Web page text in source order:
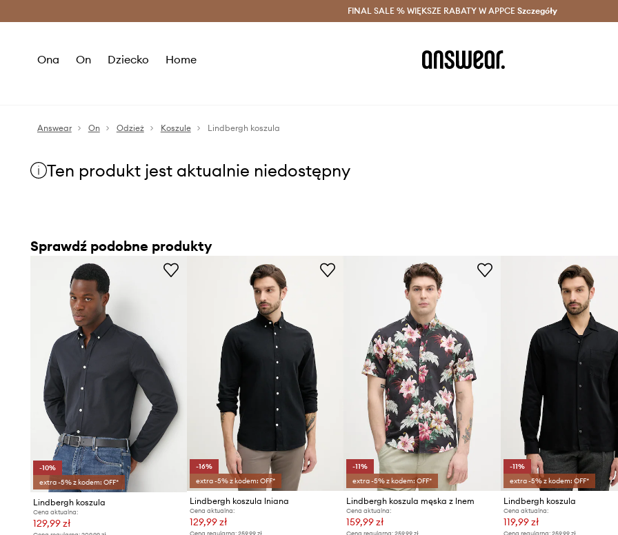
Oszczędzaj z Answear Club > Dostawa nawet w 24h >
FINAL SALE % WIĘKSZE RABATY W APPCE Szczegóły
Ona On Dziecko Home
Answear On Odzież Koszule Lindbergh koszula
Ten produkt jest aktualnie niedostępny
Sprawdź podobne produkty
-10%
extra -5% z kodem: OFF*
Lindbergh koszula
Cena aktualna:
129,99 zł
-16%
extra -5% z kodem: OFF*
Lindbergh koszula lniana
Cena aktualna:
129,99 zł
Cena regularna:259,99 zł
-11%
extra -5% z kodem: OFF*
Lindbergh koszula męska z lnem
Cena aktualna:
159,99 zł
Cena regularna: 259,99 zł
-11%
extra -5% z kodem: OFF*
Lindbergh koszula
Cena aktualna:
119,99 zł
Cena regularna: 259,99 zł